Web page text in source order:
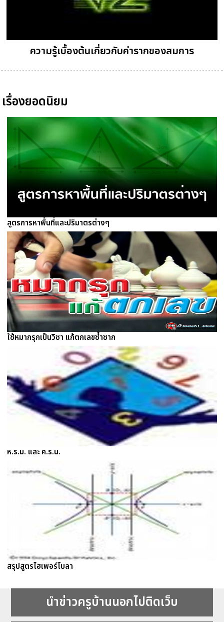
ความรู้เบื้องต้นเกี่ยวกับค่ารากของสมการ
เรื่องยอดนิยม
สูตรการหาพื้นที่และปริมาตรต่างๆ
ใช้หมากรุกเป็นวิชา แก้ตกเลขซ้ำซาก
ห.ร.ม. และ ค.ร.น.
สรุปสูตรไฮเพอร์โบลา
นำข่าวครูบ้านนอกไปติดเว็บ